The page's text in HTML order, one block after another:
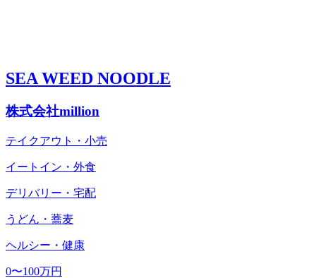
SEA WEED NOODLE
株式会社million
テイクアウト・小売
イートイン・外食
デリバリー・宅配
うどん・蕎麦
ヘルシー・健康
0〜100万円